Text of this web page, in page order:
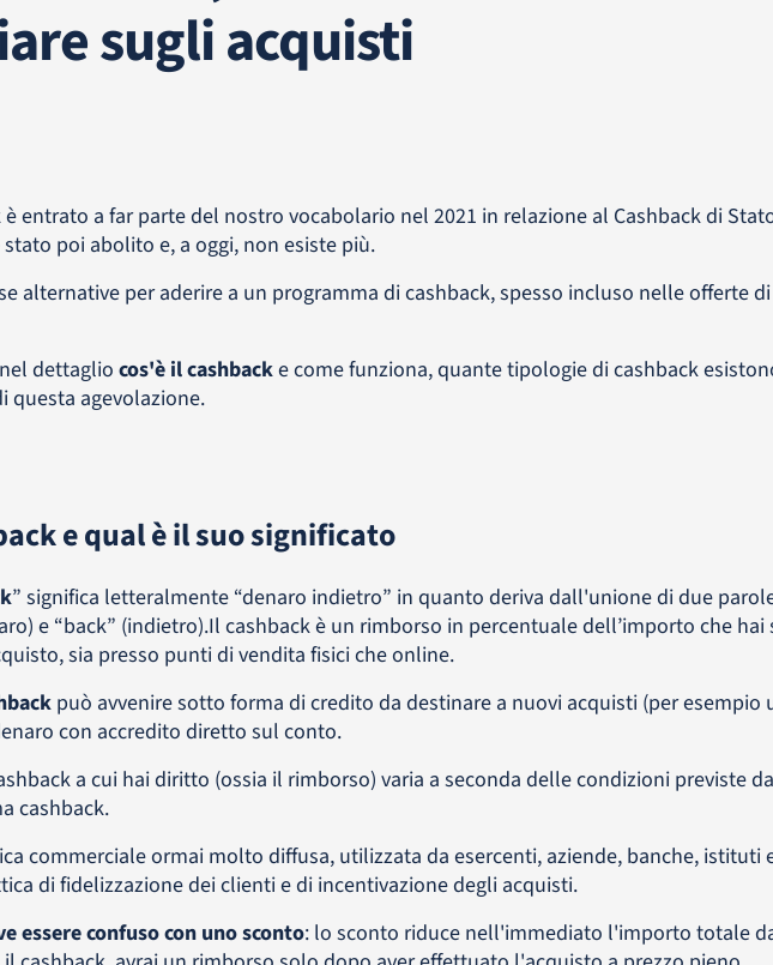
sugli acquisti
entrato a far parte del nostro vocabolario nel 2021 in relazione al Cashback di
poi abolito e, a oggi, non esiste più.
alternative per aderire a un programma di cashback, spesso incluso nelle offerte di
dettaglio cos'è il cashbacke come funziona, quante tipologie di cashback
questa agevolazione.
e qual è il suo significato
” significa letteralmente “denaro indietro” in quanto deriva dall'unione di due
e “back” (indietro).Il cashback è un rimborso in percentuale dell’importo che hai
sia presso punti di vendita fisici che online.
può avvenire sotto forma di credito da destinare a nuovi acquisti (per esempio
con accredito diretto sul conto.
a cui hai diritto (ossia il rimborso) varia a seconda delle condizioni previste
cashback.
commerciale ormai molto diffusa, utilizzata da esercenti, aziende, banche, istituti
di fidelizzazione dei clienti e di incentivazione degli acquisti.
essere confuso con uno sconto: lo sconto riduce nell'immediato l'importo totale